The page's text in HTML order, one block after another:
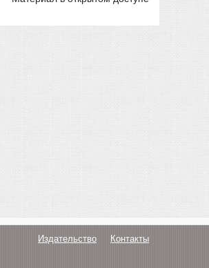
Издательство Контакты